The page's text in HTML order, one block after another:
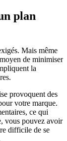
plan
Mais même
de minimiser
la
provoquent des
votre marque.
ce qui
vous pouvez avoir
difficile de se